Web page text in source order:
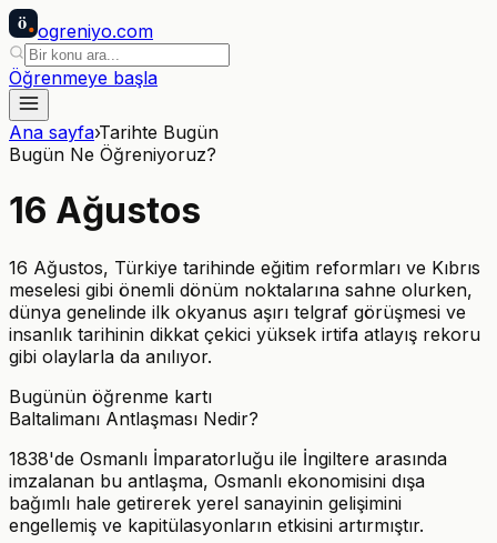
ö ogreniyo.com
Öğrenmeye başla
Ana sayfa›Tarihte Bugün
Bugün Ne Öğreniyoruz?
16 Ağustos
16 Ağustos, Türkiye tarihinde eğitim reformları ve Kıbrıs
meselesi gibi önemli dönüm noktalarına sahne olurken,
dünya genelinde ilk okyanus aşırı telgraf görüşmesi ve
insanlık tarihinin dikkat çekici yüksek irtifa atlayış rekoru
gibi olaylarla da anılıyor.
Bugünün öğrenme kartı
Baltalimanı Antlaşması Nedir?
1838'de Osmanlı İmparatorluğu ile İngiltere arasında
imzalanan bu antlaşma, Osmanlı ekonomisini dışa
bağımlı hale getirerek yerel sanayinin gelişimini
engellemiş ve kapitülasyonların etkisini artırmıştır.